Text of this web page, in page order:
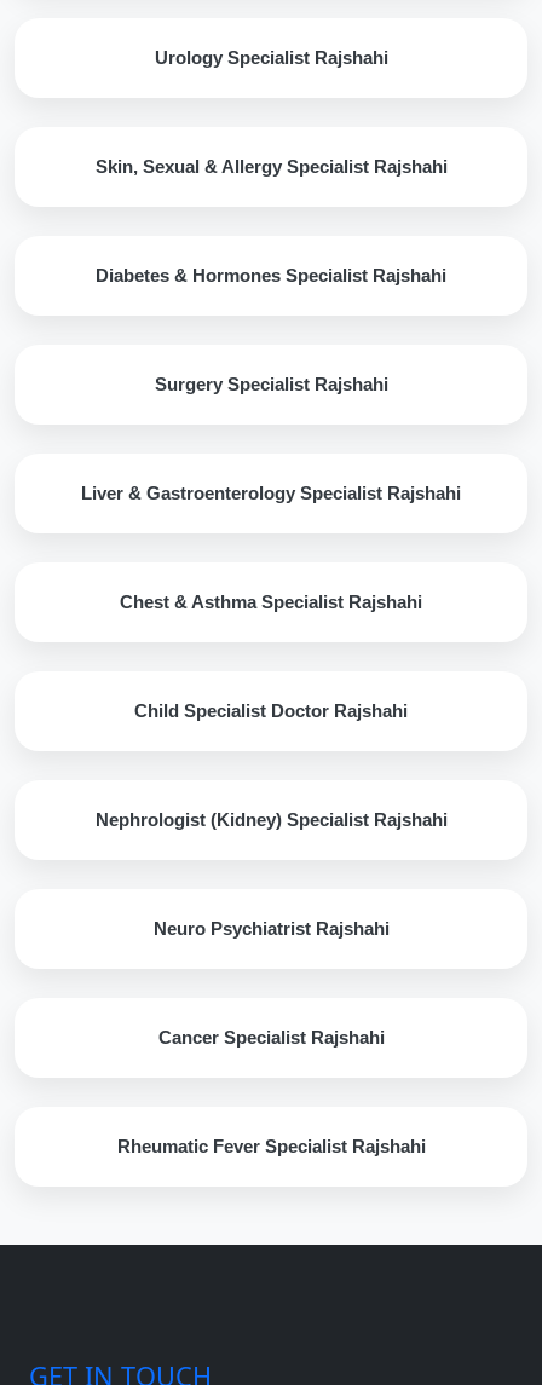
Urology Specialist Rajshahi
Skin, Sexual & Allergy Specialist Rajshahi
Diabetes & Hormones Specialist Rajshahi
Surgery Specialist Rajshahi
Liver & Gastroenterology Specialist Rajshahi
Chest & Asthma Specialist Rajshahi
Child Specialist Doctor Rajshahi
Nephrologist (Kidney) Specialist Rajshahi
Neuro Psychiatrist Rajshahi
Cancer Specialist Rajshahi
Rheumatic Fever Specialist Rajshahi
GET IN TOUCH